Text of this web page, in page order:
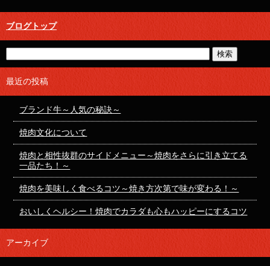
ブログトップ
最近の投稿
ブランド牛～人気の秘訣～
焼肉文化について
焼肉と相性抜群のサイドメニュー～焼肉をさらに引き立てる
一品たち！～
焼肉を美味しく食べるコツ～焼き方次第で味が変わる！～
おいしくヘルシー！焼肉でカラダも心もハッピーにするコツ
アーカイブ